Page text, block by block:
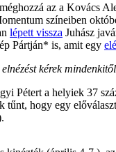
az a Kovács
színeiben
lépett vissza Juhász
Pártján* is, amit egy
kérek
Pétert a helyiek 37
hogy egy